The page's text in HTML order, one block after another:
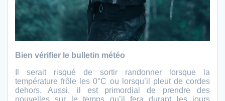
Bien vérifier le bulletin météo
Il serait risqué de sortir randonner lorsque la
température frôle les 0°C ou lorsqu’il pleut de cordes
dehors. Aussi, il est primordial de prendre des